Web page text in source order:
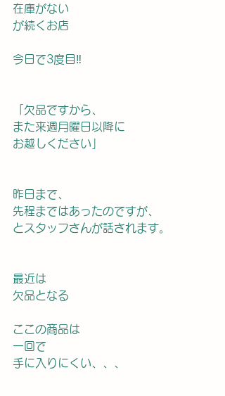
在庫がない
が続くお店
今日で3度目‼︎
「欠品ですから、
また来週月曜日以降に
お越しください」
昨日まで、
先程まではあったのですが、
とスタッフさんが話されます。
最近は
欠品となる
ここの商品は
一回で
手に入りにくい、、、